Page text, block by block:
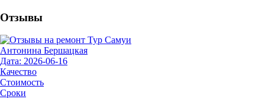
Отзывы
Антонина Бершацкая
Дата: 2026-06-16
Качество
Стоимость
Сроки